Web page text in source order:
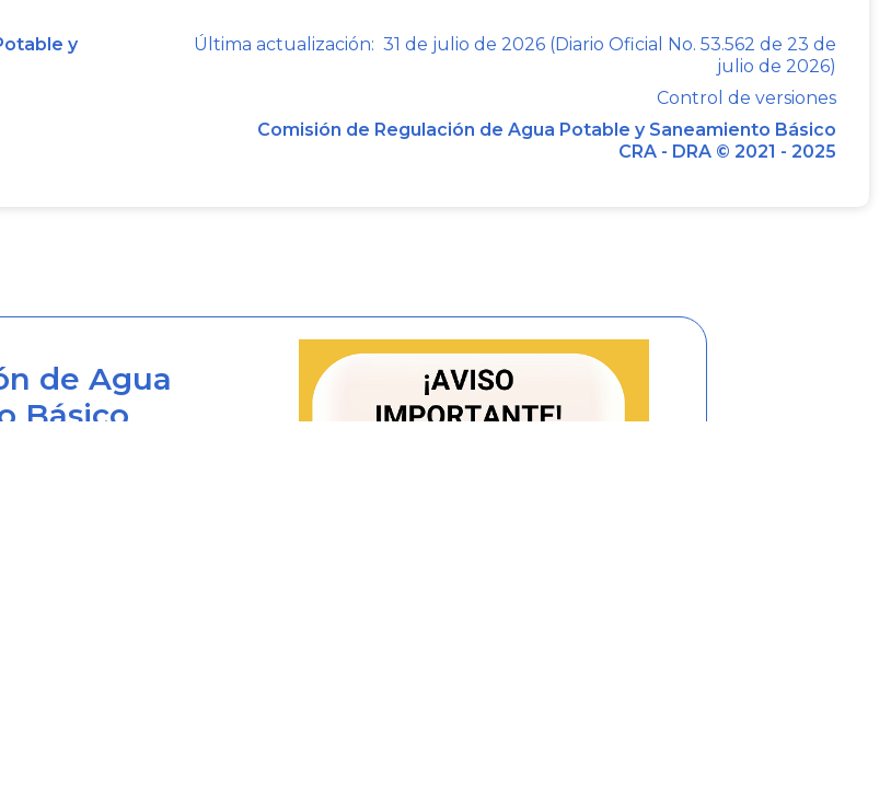
En relación con el proceso de control de gestión y resultados, aplicado al
servicio público de aseo, además de las resoluciones mencionadas en su
solicitud, se aplican las Resoluciones CRA 11 de 1997, 37 y 60 de 1998 y 74 de
y
Última actualización: 31 de julio de 2026 (Diario Oficial No. 53.562 de 23 de
julio de 2026)
Control de versiones
Comisión de Regulación de Agua Potable y Saneamiento Básico
CRA - DRA © 2021 - 2025
de Agua
Básico